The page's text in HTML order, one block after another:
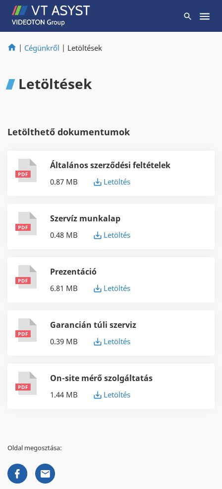
| Cégünkről | Letöltések
Letöltések
Letölthető dokumentumok
Általános szerződési feltételek
0.87 MB Letöltés
Szervíz munkalap
0.48 MB Letöltés
Prezentáció
6.81 MB Letöltés
Garancián túli szerviz
0.39 MB Letöltés
On-site mérő szolgáltatás
1.44 MB Letöltés
Oldal megosztása: